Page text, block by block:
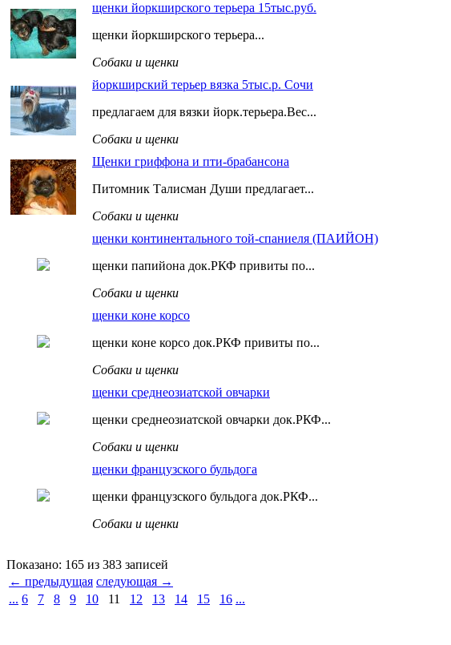
щенки йоркширского терьера 15тыс.руб.
щенки йоркширского терьера...
Собаки и щенки
йоркширский терьер вязка 5тыс.р. Сочи
предлагаем для вязки йорк.терьера.Вес...
Собаки и щенки
Щенки гриффона и пти-брабансона
Питомник Талисман Души предлагает...
Собаки и щенки
щенки континентального той-спаниеля (ПАИЙОН)
щенки папийона док.РКФ привиты по...
Собаки и щенки
щенки коне корсо
щенки коне корсо док.РКФ привиты по...
Собаки и щенки
щенки среднеозиатской овчарки
щенки среднеозиатской овчарки док.РКФ...
Собаки и щенки
щенки французского бульдога
щенки французского бульдога док.РКФ...
Собаки и щенки
Показано: 165 из 383 записей
← предыдущая следующая →
... 6 7 8 9 10 11 12 13 14 15 16 ...